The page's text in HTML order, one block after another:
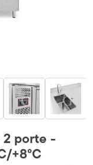
porte -
+8°C